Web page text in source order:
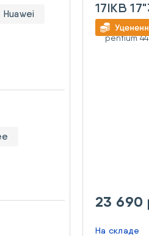
Huawei
17IKB
4415U/
Black
23 690
На складе